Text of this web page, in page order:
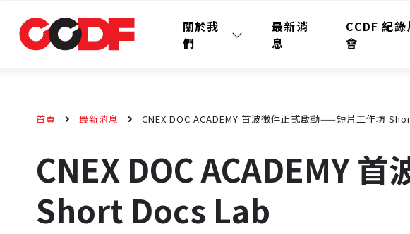
關於我
們
最新消
息
CCDF 紀
會
首頁 最新消息 CNEX DOC ACADEMY 首波徵件正式啟動——短片工作坊
CNEX DOC ACADEMY
Short Docs Lab